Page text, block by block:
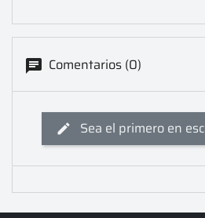
Comentarios (0)
Sea el primero en